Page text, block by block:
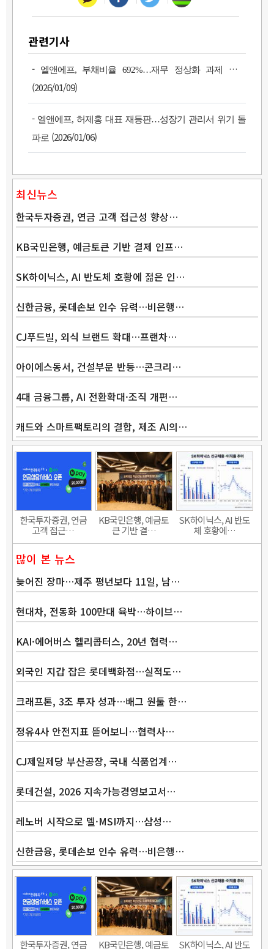
관련기사
- 엘앤에프, 부채비율 692%…재무 정상화 과제 부각
(2026/01/09)
- 엘앤에프, 허제홍 대표 재등판…성장기 관리서 위기 돌
파로 (2026/01/06)
최신뉴스
한국투자증권, 연금 고객 접근성 향상…
KB국민은행, 예금토큰 기반 결제 인프…
SK하이닉스, AI 반도체 호황에 젊은 인…
신한금융, 롯데손보 인수 유력…비은행…
CJ푸드빌, 외식 브랜드 확대…프랜차…
아이에스동서, 건설부문 반등…콘크리…
4대 금융그룹, AI 전환확대·조직 개편…
캐드와 스마트팩토리의 결합, 제조 AI의…
한국투자증권, 연금
고객 접근…
KB국민은행, 예금토
큰 기반 결…
SK하이닉스, AI 반도
체 호황에…
많이 본 뉴스
늦어진 장마…제주 평년보다 11일, 남…
현대차, 전동화 100만대 육박…하이브…
KAI·에어버스 헬리콥터스, 20년 협력…
외국인 지갑 잡은 롯데백화점…실적도…
크래프톤, 3조 투자 성과…배그 원툴 한…
정유4사 안전지표 뜯어보니…협력사…
CJ제일제당 부산공장, 국내 식품업계…
롯데건설, 2026 지속가능경영보고서…
레노버 시작으로 델·MSI까지…삼성…
신한금융, 롯데손보 인수 유력…비은행…
한국투자증권, 연금
KB국민은행, 예금토
SK하이닉스, AI 반도